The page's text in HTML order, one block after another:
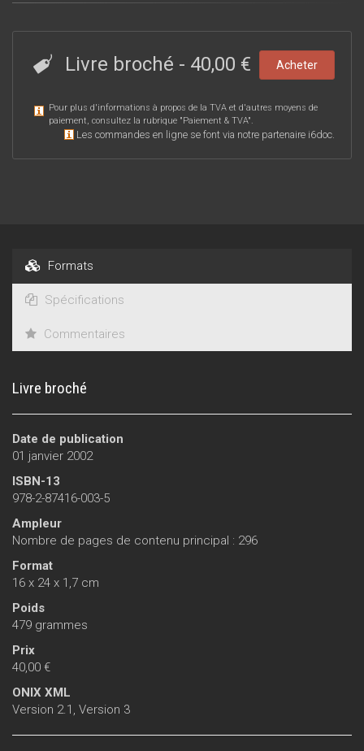
Livre broché - 40,00 € Acheter
Pour plus d'informations à propos de la TVA et d'autres moyens de
paiement, consultez la rubrique "Paiement & TVA".
Les commandes en ligne se font via notre partenaire i6doc.
Formats
Spécifications
Commentaires
Livre broché
Date de publication
01 janvier 2002
ISBN-13
978-2-87416-003-5
Ampleur
Nombre de pages de contenu principal : 296
Format
16 x 24 x 1,7 cm
Poids
479 grammes
Prix
40,00 €
ONIX XML
Version 2.1 , Version 3